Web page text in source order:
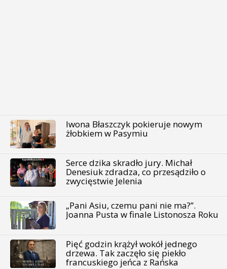
Iwona Błaszczyk pokieruje nowym
żłobkiem w Pasymiu
Serce dzika skradło jury. Michał
Denesiuk zdradza, co przesądziło o
zwycięstwie Jelenia
„Pani Asiu, czemu pani nie ma?”.
Joanna Pusta w finale Listonosza Roku
Pięć godzin krążył wokół jednego
drzewa. Tak zaczęło się piekło
francuskiego jeńca z Rańska